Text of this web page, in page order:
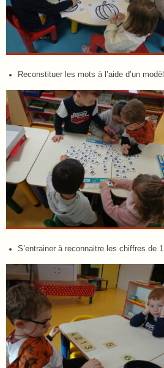
Reconstituer les mots à l’aide d’un
S’entrainer à reconnaitre les chiffres de